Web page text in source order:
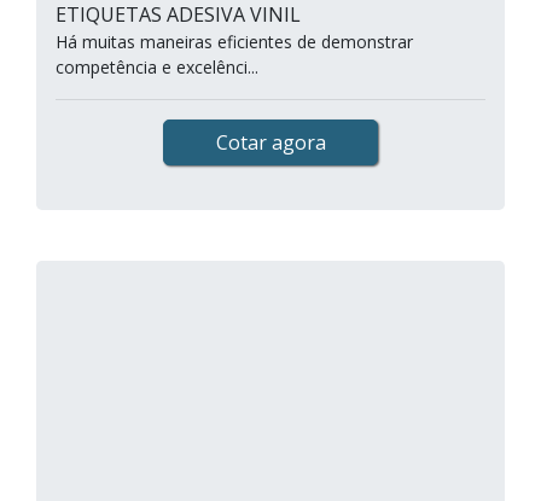
ETIQUETAS ADESIVA VINIL
Há muitas maneiras eficientes de demonstrar
competência e excelênci...
Cotar agora